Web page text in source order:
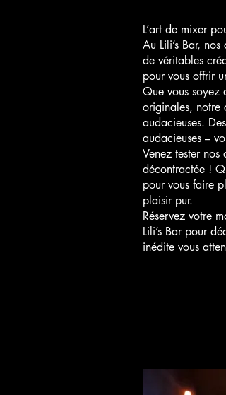
L’art de mixer
Au Lili’s Bar,
de véritables
pour vous offrir
Que vous soyez
originales, notre
audacieuses.
audacieuses –
Venez tester
décontractée !
pour vous faire
plaisir pur.
Réservez votre
Lili’s Bar pour
inédite vous